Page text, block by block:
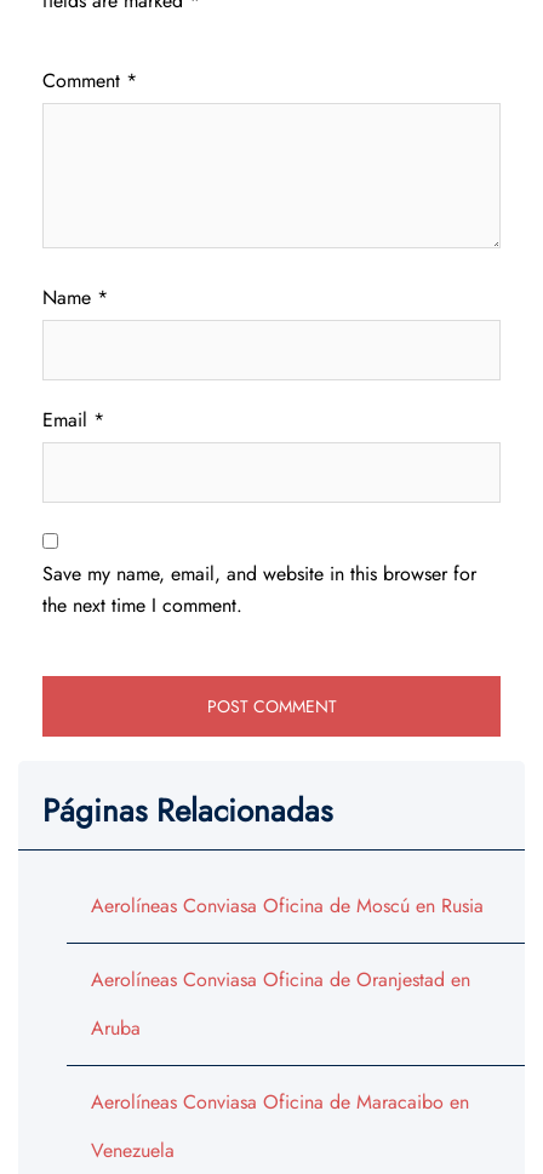
Comment *
Name *
Email *
Save my name, email, and website in this browser for
the next time I comment.
Páginas Relacionadas
Aerolíneas Conviasa Oficina de Moscú en Rusia
Aerolíneas Conviasa Oficina de Oranjestad en
Aruba
Aerolíneas Conviasa Oficina de Maracaibo en
Venezuela